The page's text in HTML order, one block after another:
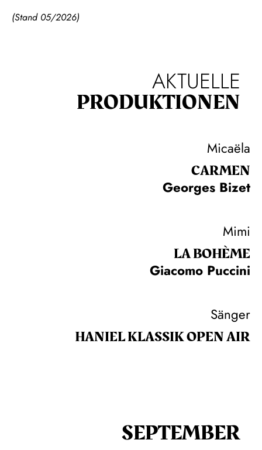
(Stand 05/2026)
AKTUELLE
PRODUKTIONEN
Micaëla
CARMEN
Georges Bizet
Mimi
LA BOHÈME
Giacomo Puccini
Sänger
HANIEL KLASSIK OPEN AIR
SEPTEMBER